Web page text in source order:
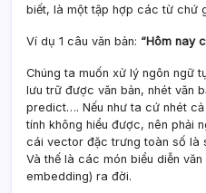
biết, là một tập hợp các từ chứ
Ví dụ 1 câu văn bản: “Hôm nay
Chúng ta muốn xử lý ngôn ngữ
lưu trữ được văn bản, nhét văn
predict…. Nếu như ta cứ nhét
tính không hiểu được, nên phải
cái vector đặc trưng toàn số là
Và thế là các món biểu diễn
embedding) ra đời.